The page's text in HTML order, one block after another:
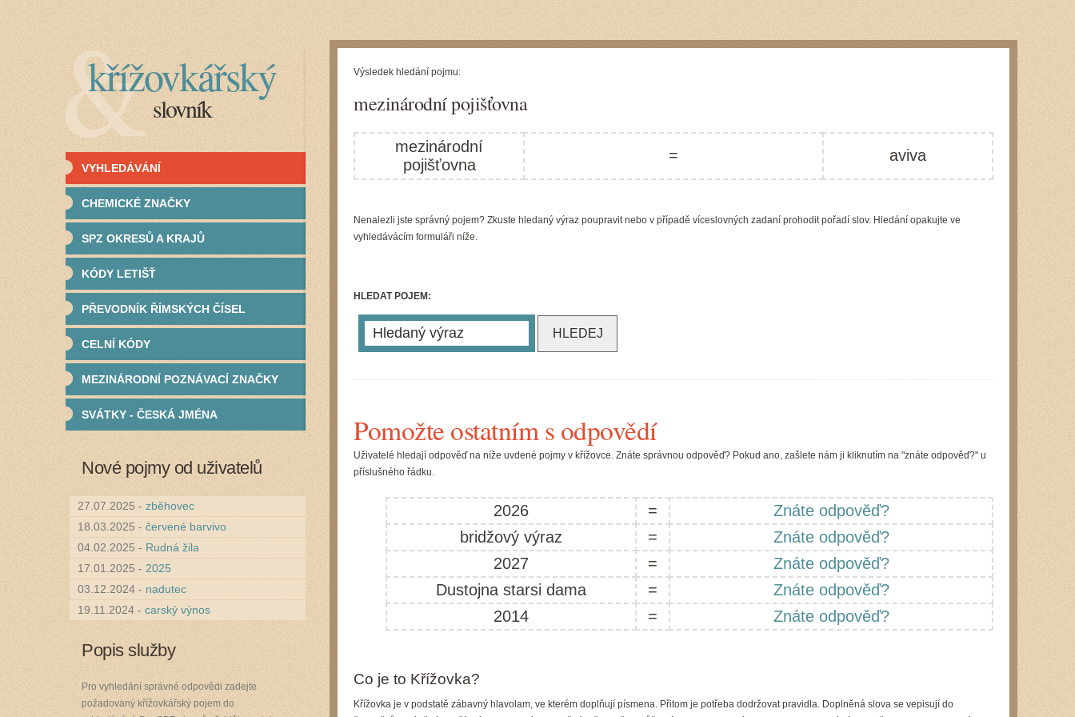
Výsledek hledání pojmu:
mezinárodní pojišťovna
mezinárodní
pojišťovna
= aviva
Nenalezli jste správný pojem? Zkuste hledaný výraz poupravit nebo v případě víceslovných zadaní prohodit pořadí slov. Hledání opakujte ve
vyhledávácím formuláři níže.
HLEDAT POJEM:
Pomožte ostatním s odpovědí
Uživatelé hledají odpověď na níže uvdené pojmy v křížovce. Znáte správnou odpověď? Pokud ano, zašlete nám ji kliknutím na "znáte odpověď?" u
příslušného řádku.
2026 =
Znáte odpověď?
bridžový výraz
=
Znáte odpověď?
2027
=
Znáte odpověď?
Dustojna starsi dama
=
Znáte odpověď?
2014
= Znáte odpověď?
Co je to Křížovka?
Křížovka je v podstatě zábavný hlavolam, ve kterém doplňují písmena. Přitom je potřeba dodržovat pravidla. Doplněná slova se vepisují do
křížovkářský
slovník
VYHLEDÁVÁNÍ
CHEMICKÉ ZNAČKY
SPZ OKRESŮ A KRAJŮ
KÓDY LETIŠŤ
PŘEVODNÍK ŘÍMSKÝCH ČÍSEL
CELNÍ KÓDY
MEZINÁRODNÍ POZNÁVACÍ ZNAČKY
SVÁTKY - ČESKÁ JMÉNA
Nové pojmy od uživatelů
27.07.2025 - zběhovec
18.03.2025 - červené barvivo
04.02.2025 - Rudná žila
17.01.2025 - 2025
03.12.2024 - nadutec
19.11.2024 - carský výnos
Popis služby
Pro vyhledání správné odpovědi zadejte
požadovaný křížovkářský pojem do